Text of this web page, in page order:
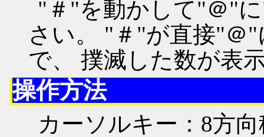
"＃"を動かして"＠"
さい。 "＃"が直接"＠
で、 撲滅した数が表
操作方法
カーソルキー：8方